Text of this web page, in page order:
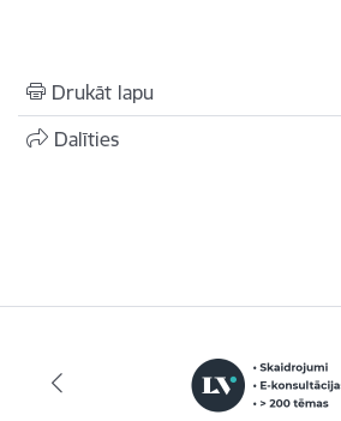
Drukāt lapu
Dalīties